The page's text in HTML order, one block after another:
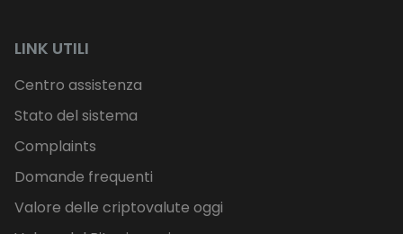
LINK UTILI
Centro assistenza
Stato del sistema
Complaints
Domande frequenti
Valore delle criptovalute oggi